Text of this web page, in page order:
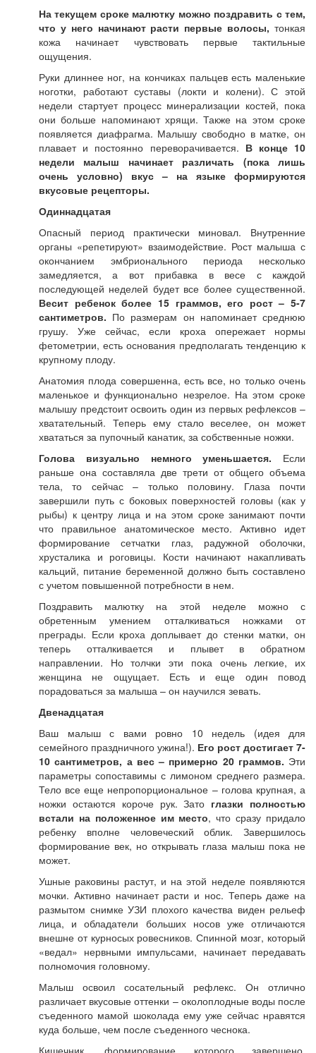
На текущем сроке малютку можно поздравить с тем,
что у него начинают расти первые волосы, тонкая
кожа начинает чувствовать первые тактильные
ощущения.
Руки длиннее ног, на кончиках пальцев есть маленькие
ноготки, работают суставы (локти и колени). С этой
недели стартует процесс минерализации костей, пока
они больше напоминают хрящи. Также на этом сроке
появляется диафрагма. Малышу свободно в матке, он
плавает и постоянно переворачивается. В конце 10
недели малыш начинает различать (пока лишь
очень условно) вкус – на языке формируются
вкусовые рецепторы.
Одиннадцатая
Опасный период практически миновал. Внутренние
органы «репетируют» взаимодействие. Рост малыша с
окончанием эмбрионального периода несколько
замедляется, а вот прибавка в весе с каждой
последующей неделей будет все более существенной.
Весит ребенок более 15 граммов, его рост – 5-7
сантиметров. По размерам он напоминает среднюю
грушу. Уже сейчас, если кроха опережает нормы
фетометрии, есть основания предполагать тенденцию к
крупному плоду.
Анатомия плода совершенна, есть все, но только очень
маленькое и функционально незрелое. На этом сроке
малышу предстоит освоить один из первых рефлексов –
хватательный. Теперь ему стало веселее, он может
хвататься за пупочный канатик, за собственные ножки.
Голова визуально немного уменьшается. Если
раньше она составляла две трети от общего объема
тела, то сейчас – только половину. Глаза почти
завершили путь с боковых поверхностей головы (как у
рыбы) к центру лица и на этом сроке занимают почти
что правильное анатомическое место. Активно идет
формирование сетчатки глаз, радужной оболочки,
хрусталика и роговицы. Кости начинают накапливать
кальций, питание беременной должно быть составлено
с учетом повышенной потребности в нем.
Поздравить малютку на этой неделе можно с
обретенным умением отталкиваться ножками от
преграды. Если кроха доплывает до стенки матки, он
теперь отталкивается и плывет в обратном
направлении. Но толчки эти пока очень легкие, их
женщина не ощущает. Есть и еще один повод
порадоваться за малыша – он научился зевать.
Двенадцатая
Ваш малыш с вами ровно 10 недель (идея для
семейного праздничного ужина!). Его рост достигает 7-
10 сантиметров, а вес – примерно 20 граммов. Эти
параметры сопоставимы с лимоном среднего размера.
Тело все еще непропорциональное – голова крупная, а
ножки остаются короче рук. Зато глазки полностью
встали на положенное им место, что сразу придало
ребенку вполне человеческий облик. Завершилось
формирование век, но открывать глаза малыш пока не
может.
Ушные раковины растут, и на этой неделе появляются
мочки. Активно начинает расти и нос. Теперь даже на
размытом снимке УЗИ плохого качества виден рельеф
лица, и обладатели больших носов уже отличаются
внешне от курносых ровесников. Спинной мозг, который
«ведал» нервными импульсами, начинает передавать
полномочия головному.
Малыш освоил сосательный рефлекс. Он отлично
различает вкусовые оттенки – околоплодные воды после
съеденного мамой шоколада ему уже сейчас нравятся
куда больше, чем после съеденного чеснока.
Кишечник, формирование которого завершено,